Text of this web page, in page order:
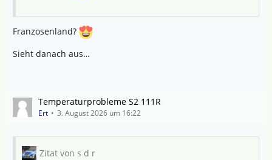
Franzosenland?
Sieht danach aus…
Temperaturprobleme S2 111R
Ert 3. August 2026 um 16:22
Zitat von s d r